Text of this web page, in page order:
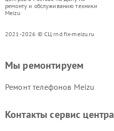
ремонту и обслуживанию техники
Meizu
2021-2026 © СЦ rnd.fix-meizu.ru
Мы ремонтируем
Ремонт телефонов Meizu
Контакты сервис центра